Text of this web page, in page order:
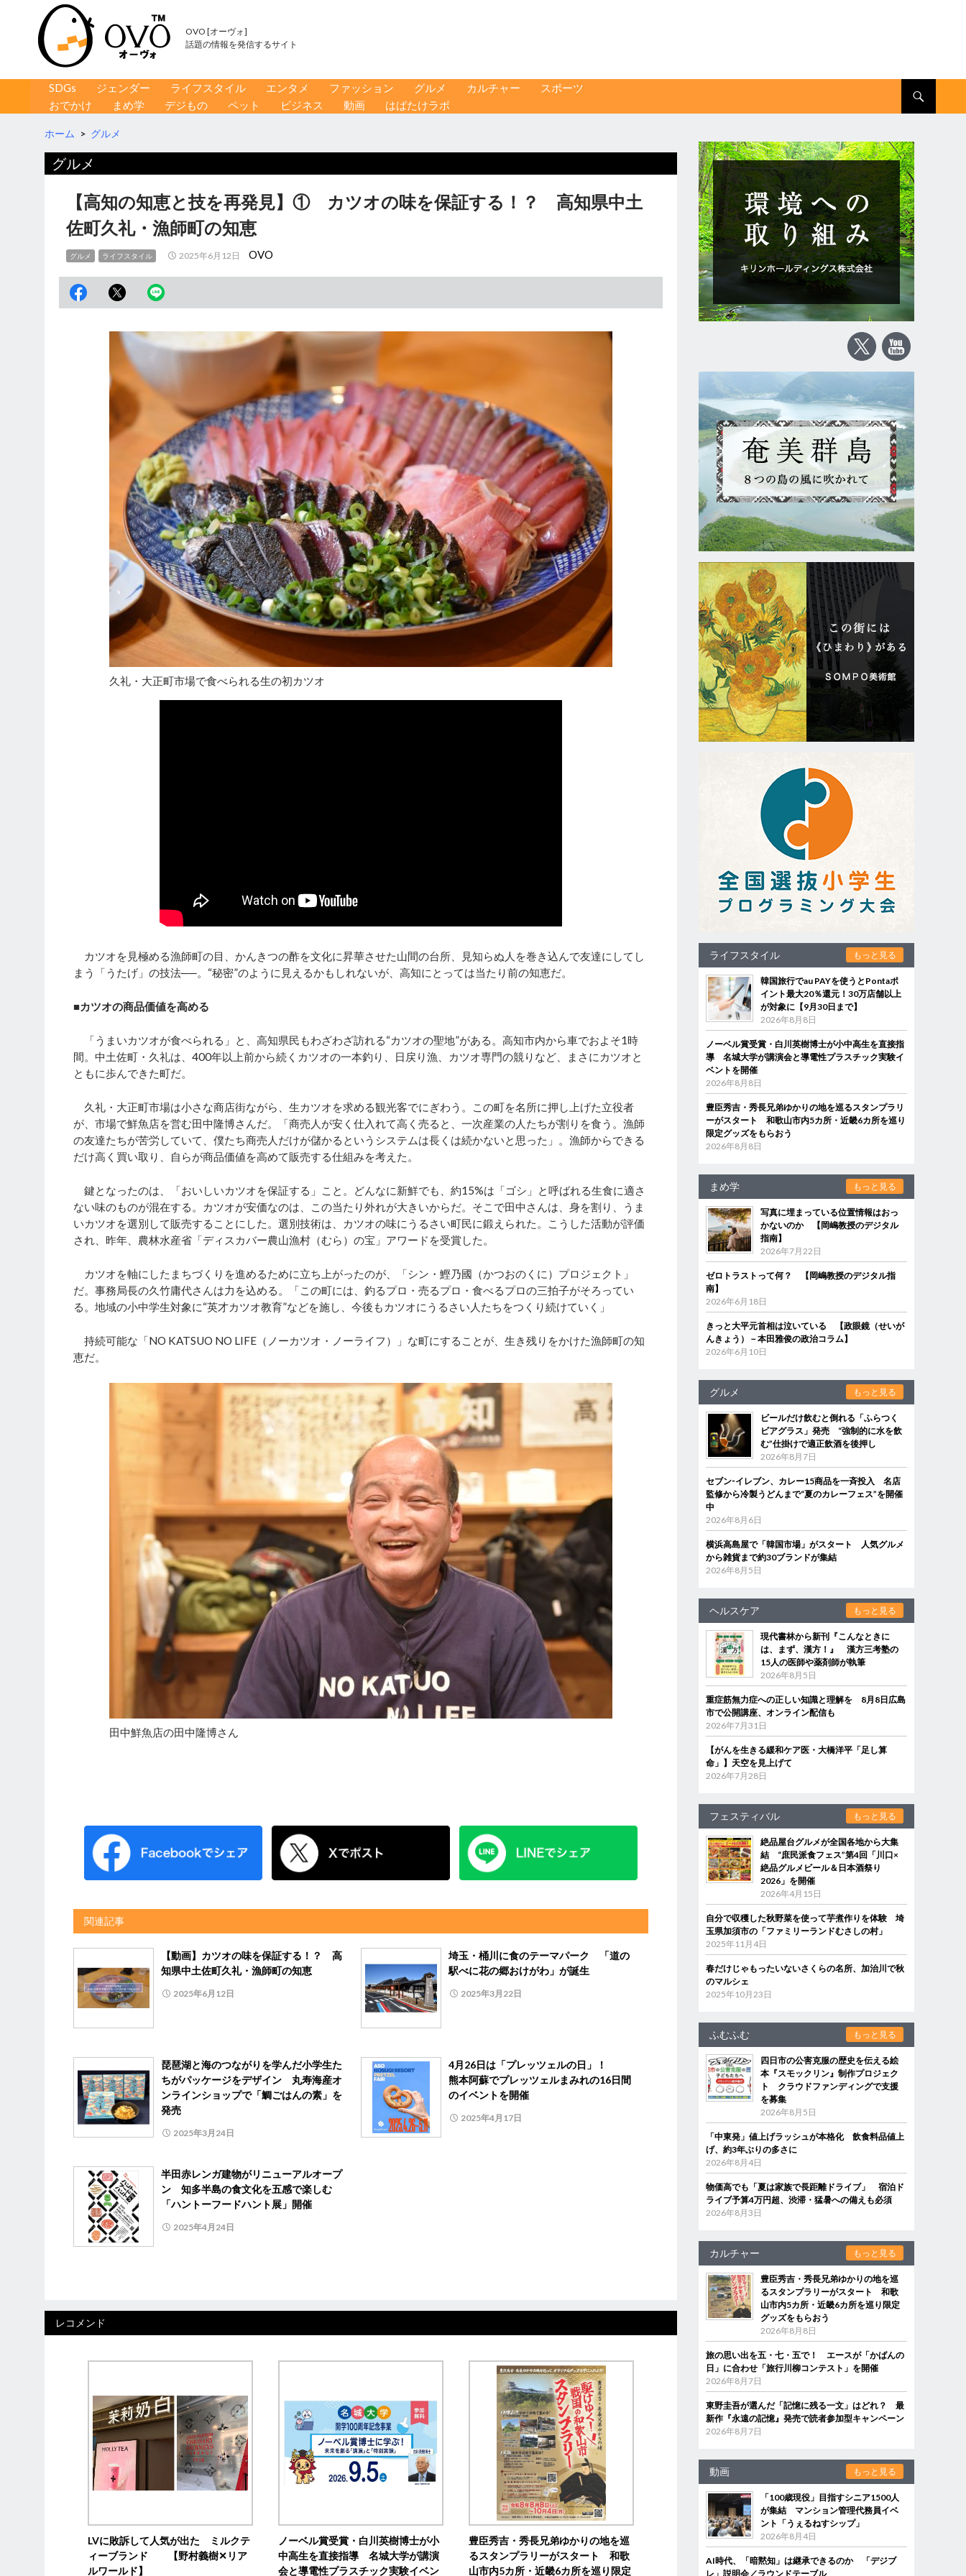
OVO [オーヴォ]
話題の情報を発信するサイト
コンテンツへ移動
SDGs ジェンダー ライフスタイル エンタメ ファッション グルメ カルチャー
スポーツ
おでかけ
まめ学 デジもの ペット ビジネス 動画 はばたけラボ
ホーム > グルメ
グルメ
【高知の知恵と技を再発見】① カツオの味を保証する！？ 高知県中土
佐町久礼・漁師町の知恵
グルメ ライフスタイル 2025年6月12日 OVO
久礼・大正町市場で食べられる生の初カツオ
カツオを見極める漁師町の目、かんきつの酢を文化に昇華させた山間の台所、見知らぬ人を巻き込んで友達にしてし
まう「うたげ」の技法──。“秘密”のように見えるかもしれないが、高知にとっては当たり前の知恵だ。
■カツオの商品価値を高める
「うまいカツオが食べられる」と、高知県民もわざわざ訪れる“カツオの聖地”がある。高知市内から車でおよそ1時
間。中土佐町・久礼は、400年以上前から続くカツオの一本釣り、日戻り漁、カツオ専門の競りなど、まさにカツオと
ともに歩んできた町だ。
久礼・大正町市場は小さな商店街ながら、生カツオを求める観光客でにぎわう。この町を名所に押し上げた立役者
が、市場で鮮魚店を営む田中隆博さんだ。「商売人が安く仕入れて高く売ると、一次産業の人たちが割りを食う。漁師
の友達たちが苦労していて、僕たち商売人だけが儲かるというシステムは長くは続かないと思った」。漁師からできる
だけ高く買い取り、自らが商品価値を高めて販売する仕組みを考えた。
鍵となったのは、「おいしいカツオを保証する」こと。どんなに新鮮でも、約15%は「ゴシ」と呼ばれる生食に適さ
ない味のものが混在する。カツオが安価なのは、この当たり外れが大きいからだ。そこで田中さんは、身を割り、うま
いカツオを選別して販売することにした。選別技術は、カツオの味にうるさい町民に鍛えられた。こうした活動が評価
され、昨年、農林水産省「ディスカバー農山漁村（むら）の宝」アワードを受賞した。
カツオを軸にしたまちづくりを進めるために立ち上がったのが、「シン・鰹乃國（かつおのくに）プロジェクト」
だ。事務局長の久竹庸代さんは力を込める。「この町には、釣るプロ・売るプロ・食べるプロの三拍子がそろってい
る。地域の小中学生対象に“英才カツオ教育”などを施し、今後もカツオにうるさい人たちをつくり続けていく」
持続可能な「NO KATSUO NO LIFE（ノーカツオ・ノーライフ）」な町にすることが、生き残りをかけた漁師町の知
恵だ。
田中鮮魚店の田中隆博さん
関連記事
【動画】カツオの味を保証する！？ 高
知県中土佐町久礼・漁師町の知恵
2025年6月12日
埼玉・桶川に食のテーマパーク 「道の
駅べに花の郷おけがわ」が誕生
2025年3月22日
琵琶湖と海のつながりを学んだ小学生た
ちがパッケージをデザイン 丸寿海産オ
ンラインショップで「鯛ごはんの素」を
発売
2025年3月24日
4月26日は「プレッツェルの日」！
熊本阿蘇でプレッツェルまみれの16日間
のイベントを開催
2025年4月17日
半田赤レンガ建物がリニューアルオープ
ン 知多半島の食文化を五感で楽しむ
「ハントーフードハント展」開催
2025年4月24日
レコメンド
LVに敗訴して人気が出た ミルクテ
ィーブランド 【野村義樹✕リア
ルワールド】
ノーベル賞受賞・白川英樹博士が小
中高生を直接指導 名城大学が講演
会と導電性プラスチック実験イベン
豊臣秀吉・秀長兄弟ゆかりの地を巡
るスタンプラリーがスタート 和歌
山市内5カ所・近畿6カ所を巡り限定
ライフスタイル もっと見る
韓国旅行でau PAYを使うとPontaポ
イント最大20％還元！30万店舗以上
が対象に【9月30日まで】
2026年8月8日
ノーベル賞受賞・白川英樹博士が小中高生を直接指
導 名城大学が講演会と導電性プラスチック実験イ
ベントを開催
2026年8月8日
豊臣秀吉・秀長兄弟ゆかりの地を巡るスタンプラリ
ーがスタート 和歌山市内5カ所・近畿6カ所を巡り
限定グッズをもらおう
2026年8月8日
まめ学 もっと見る
写真に埋まっている位置情報はおっ
かないのか 【岡嶋教授のデジタル
指南】
2026年7月22日
ゼロトラストって何？ 【岡嶋教授のデジタル指
南】
2026年6月18日
きっと大平元首相は泣いている 【政眼鏡（せいが
んきょう）－本田雅俊の政治コラム】
2026年6月10日
グルメ もっと見る
ビールだけ飲むと倒れる「ふらつく
ビアグラス」発売 “強制的に水を飲
む”仕掛けで適正飲酒を後押し
2026年8月7日
セブン‐イレブン、カレー15商品を一斉投入 名店
監修から冷製うどんまで“夏のカレーフェス”を開催
中
2026年8月6日
横浜高島屋で「韓国市場」がスタート 人気グルメ
から雑貨まで約30ブランドが集結
2026年8月5日
ヘルスケア もっと見る
現代書林から新刊『こんなときに
は、まず、漢方！』 漢方三考塾の
15人の医師や薬剤師が執筆
2026年8月5日
重症筋無力症への正しい知識と理解を 8月8日広島
市で公開講座、オンライン配信も
2026年7月31日
【がんを生きる緩和ケア医・大橋洋平「足し算
命」】天空を見上げて
2026年7月28日
フェスティバル もっと見る
絶品屋台グルメが全国各地から大集
結 “庶民派食フェス”第4回「川口×
絶品グルメビール＆日本酒祭り
2026」を開催
2026年4月15日
自分で収穫した秋野菜を使って芋煮作りを体験 埼
玉県加須市の「ファミリーランドむさしの村」
2025年11月4日
春だけじゃもったいないさくらの名所、加治川で秋
のマルシェ
2025年10月23日
ふむふむ もっと見る
四日市の公害克服の歴史を伝える絵
本『スモックリン』制作プロジェク
ト クラウドファンディングで支援
を募集
2026年8月5日
「中東発」値上げラッシュが本格化 飲食料品値上
げ、約3年ぶりの多さに
2026年8月4日
物価高でも「夏は家族で長距離ドライブ」 宿泊ド
ライブ予算4万円超、渋滞・猛暑への備えも必須
2026年8月3日
カルチャー もっと見る
豊臣秀吉・秀長兄弟ゆかりの地を巡
るスタンプラリーがスタート 和歌
山市内5カ所・近畿6カ所を巡り限定
グッズをもらおう
2026年8月8日
旅の思い出を五・七・五で！ エースが「かばんの
日」に合わせ「旅行川柳コンテスト」を開催
2026年8月7日
東野圭吾が選んだ「記憶に残る一文」はどれ？ 最
新作『永遠の記憶』発売で読者参加型キャンペーン
2026年8月7日
動画 もっと見る
「100歳現役」目指すシニア1500人
が集結 マンション管理代務員イベ
ント「うぇるねすシップ」
2026年8月4日
AI時代、「暗黙知」は継承できるのか 「デジブ
レ」説明会／ラウンドテーブル